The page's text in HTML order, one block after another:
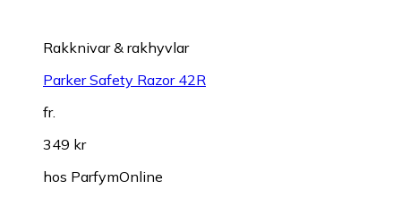
Rakknivar & rakhyvlar
Parker Safety Razor 42R
fr.
349 kr
hos ParfymOnline